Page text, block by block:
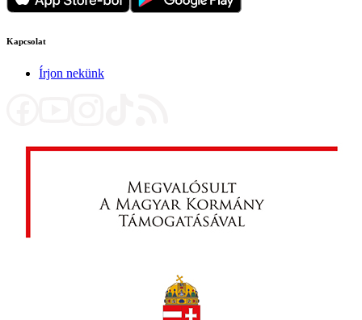
Kapcsolat
Írjon nekünk